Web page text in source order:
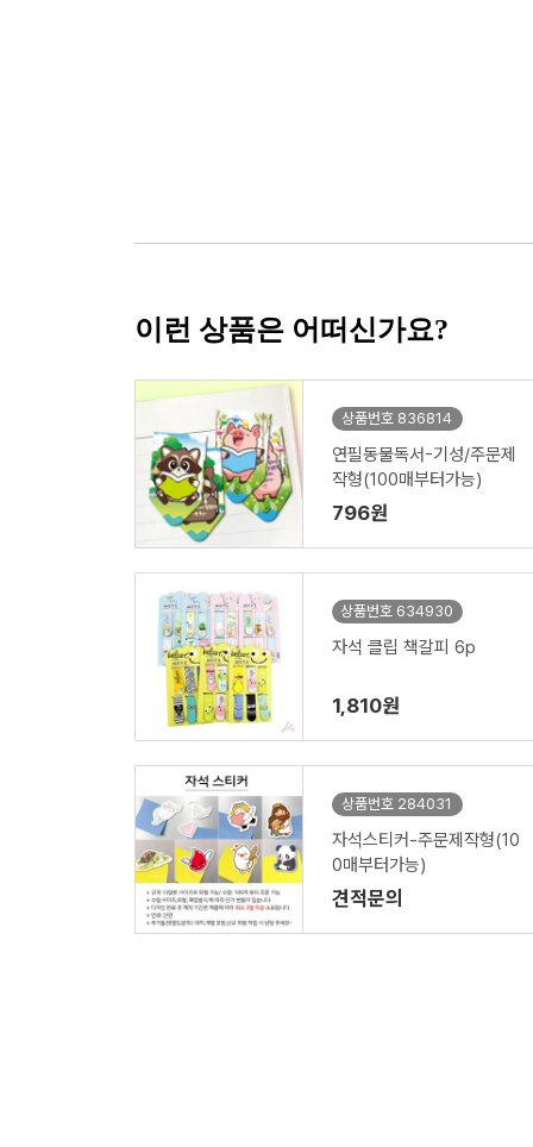
이런 상품은 어떠신가요?
상품번호 836814
연필동물독서-기성/주문제
작형(100매부터가능)
796원
상품번호 634930
자석 클립 책갈피 6p
1,810원
상품번호 284031
자석스티커-주문제작형(10
0매부터가능)
견적문의